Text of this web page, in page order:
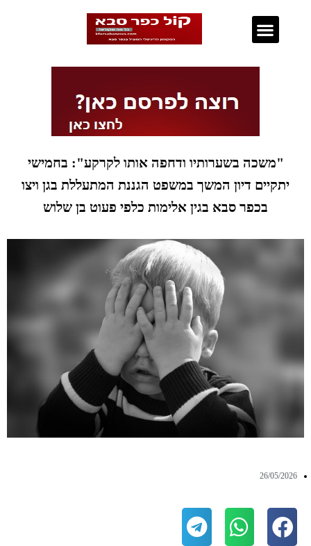
"משכה בשערותיו ודחפה אותו לקרקע": בחמישי
יתקיים דיון המשך במשפט הגננת המתעללת בגן ויצו
בכפר סבא בגין אלימות כלפי פעוט בן שלוש
26/05/2026